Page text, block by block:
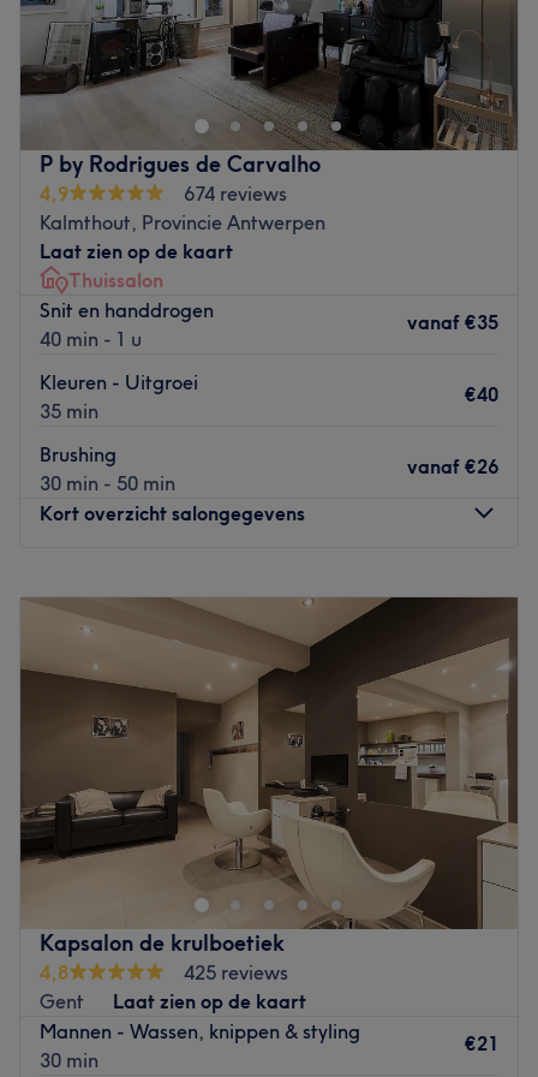
Een gezonde geest in een gezond lichaam. Met deze
filosofie in gedachten gaan ze bij Bodyslim in Kortrijk
steeds op zoek naar de nieuwste innovaties in relaxatie,
bodycontouring en afslanking. Op een natuurlijke manier
bewust, gezond en stressvrij afslanken. Daar gaan jullie
bij Bodyslim samen voor!
Go to venue
P by Rodrigues de Carvalho
4,9
674 reviews
Kalmthout, Provincie Antwerpen
Laat zien op de kaart
Thuissalon
Snit en handdrogen
40 min - 1 u
vanaf €35
Kleuren - Uitgroei
35 min
€40
Brushing
30 min - 50 min
vanaf €26
Kort overzicht salongegevens
Dinsdag
10:00
Woensdag
Donderdag
10:00–14:00
10:00
21:00
Zaterdag
Gesloten
Gesloten
P by Rodrigues de Carvalho in Kalmthout is een cosy en
vintage dameskapsalon aan huis. De van oorsprong
Portugese eigenares Patricia heeft jarenlang in
Zwitserland in diverse kapsalons gewerkt. Zodoende
heeft ze kennisgemaakt met verschillende technieken,
producten en de behoeften van de vrouw. Zo maak je
tijdens het wachten gratis gebruik van de massagestoel
en staat er koffie, thee, frisdrank of cava voor je klaar.
Door haar vriendelijke en persoonlijke aanpak voel je je
snel thuis. Patricia spreekt vloeiend Portugees, Frans en
Kapsalon de krulboetiek
4,8
425 reviews
Gent
Laat zien op de kaart
Mannen - Wassen, knippen & styling
30 min
€21